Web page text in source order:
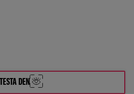
TESTA DEN